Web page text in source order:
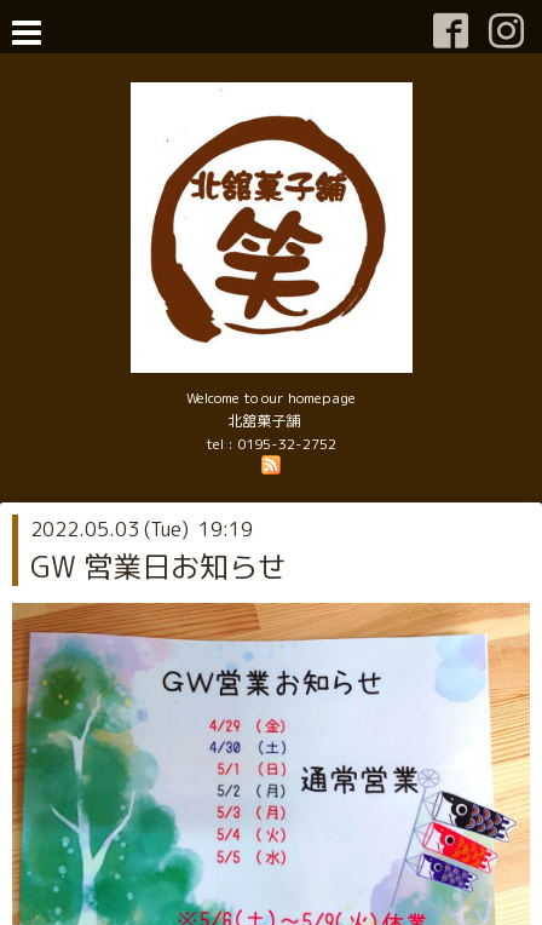
Welcome to our homepage
北舘菓子舗
tel : 0195-32-2752
2022.05.03 (Tue) 19:19
GW 営業日お知らせ